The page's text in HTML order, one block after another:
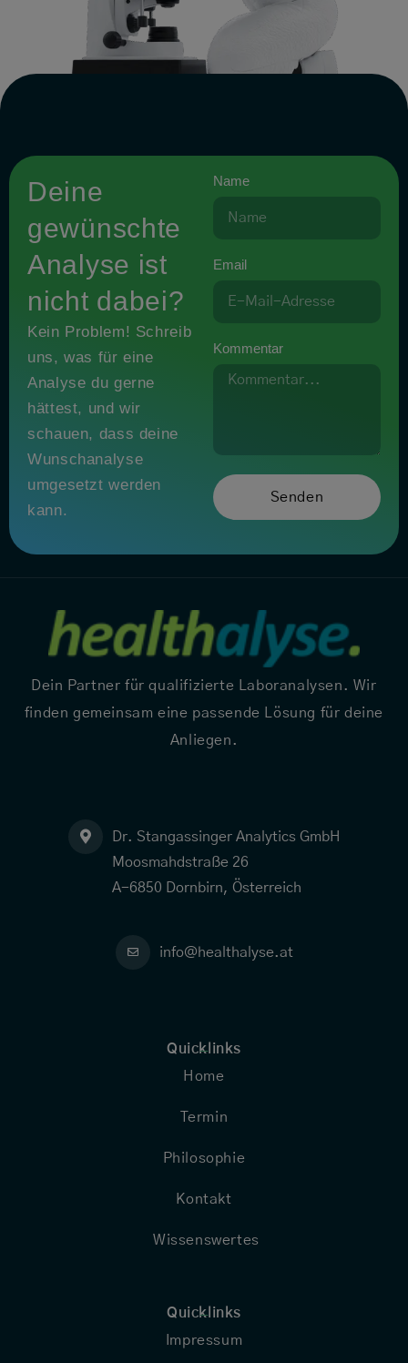
Deine
gewünschte
Analyse ist
nicht dabei?
Kein Problem! Schreib
uns, was für eine
Analyse du gerne
hättest, und wir
schauen, dass deine
Wunschanalyse
umgesetzt werden
kann.
Name
Email
Kommentar
Senden
Dein Partner für qualifizierte Laboranalysen. Wir
finden gemeinsam eine passende Lösung für deine
Anliegen.
Dr. Stangassinger Analytics GmbH
Moosmahdstraße 26
A-6850 Dornbirn, Österreich
info@healthalyse.at
Quicklinks
-
Home
Termin
Philosophie
Kontakt
Wissenswertes
Quicklinks
-
Impressum